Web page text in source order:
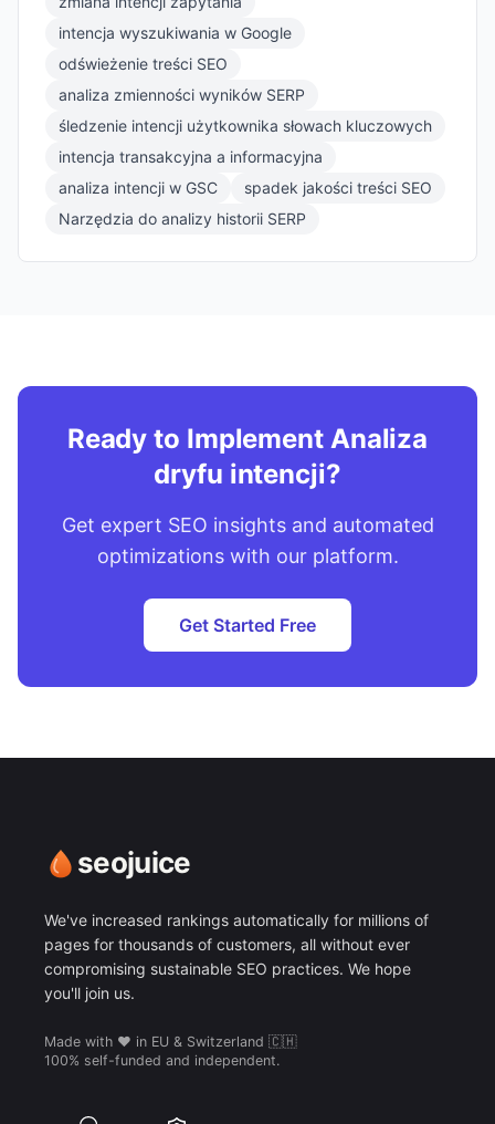
intencja wyszukiwania w Google
odświeżenie treści SEO
analiza zmienności wyników SERP
śledzenie intencji użytkownika słowach kluczowych
intencja transakcyjna a informacyjna
analiza intencji w GSC
spadek jakości treści SEO
Narzędzia do analizy historii SERP
Ready to Implement Analiza
dryfu intencji?
Get expert SEO insights and automated
optimizations with our platform.
Get Started Free
seojuice
We've increased rankings automatically for millions of
pages for thousands of customers, all without ever
compromising sustainable SEO practices. We hope
you'll join us.
Made with ❤️ in EU & Switzerland 🇨🇭
100% self-funded and independent.